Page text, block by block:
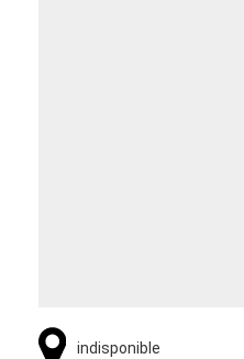
indisponible